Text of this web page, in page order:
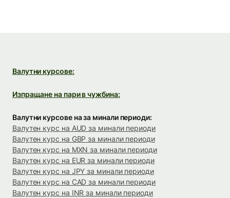
Валутни курсове:
Изпращане на пари в чужбина:
Валутни курсове на за минали периоди:
Валутен курс на AUD за минали периоди
Валутен курс на GBP за минали периоди
Валутен курс на MXN за минали периоди
Валутен курс на EUR за минали периоди
Валутен курс на JPY за минали периоди
Валутен курс на CAD за минали периоди
Валутен курс на INR за минали периоди